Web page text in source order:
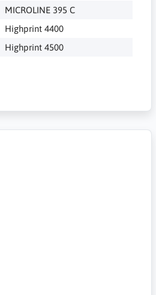
MICROLINE 395 C
Highprint 4400
Highprint 4500